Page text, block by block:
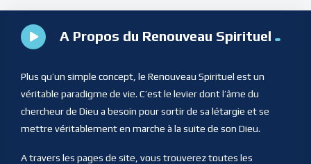
A Propos du Renouveau Spirituel
Plus qu’un simple concept, le Renouveau Spirituel est un
véritable paradigme de vie. C’est le levier dont l’âme du
chercheur de Dieu a besoin pour sortir de sa létargie et se
mettre véritablement en marche à la suite de son Dieu.
A travers les pages de site, vous trouverez toutes les